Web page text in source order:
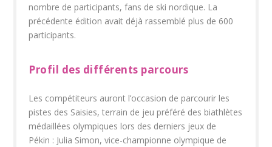
nombre de participants, fans de ski nordique. La
précédente édition avait déjà rassemblé plus de 600
participants.
Profil des différents parcours
Les compétiteurs auront l’occasion de parcourir les
pistes des Saisies, terrain de jeu préféré des biathlètes
médaillées olympiques lors des derniers jeux de
Pékin : Julia Simon, vice-championne olympique de